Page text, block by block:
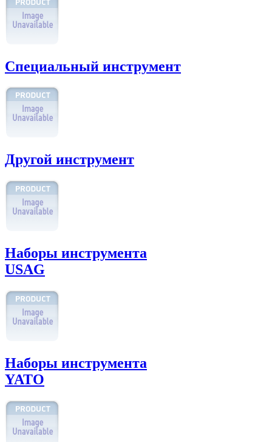
Специальный инструмент
Другой инструмент
Наборы инструмента
USAG
Наборы инструмента
YATO